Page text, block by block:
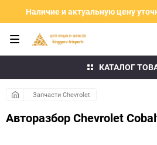
Наличие и актуальную цену
КАТАЛОГ
Запчасти Chevrolet
Авторазбор Chevrolet